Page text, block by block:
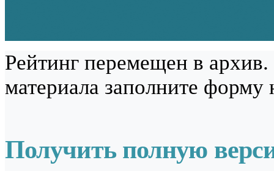
Рейтинг перемещен в
материала заполните форму
Получить полную